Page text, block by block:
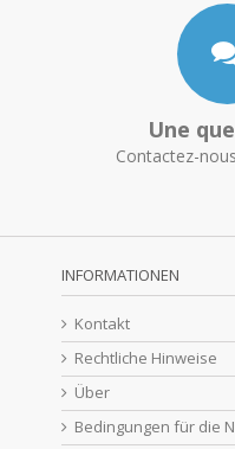
Une
Contactez-
INFORMATIONEN
Kontakt
Rechtliche Hinweise
Über
Bedingungen für die